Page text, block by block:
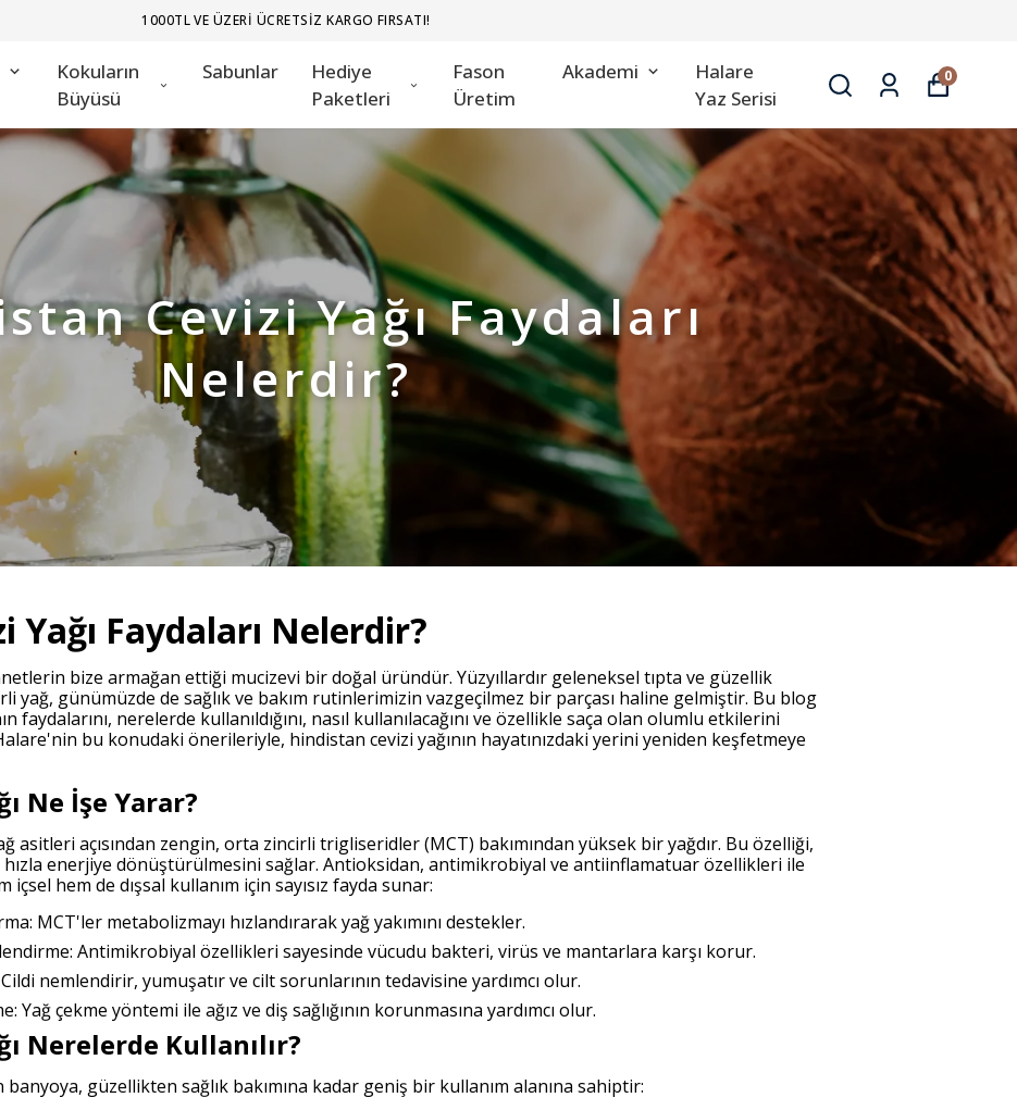
1000TL VE ÜZERI ÜCRETSIZ KARGO FIRSATI!
Kokuların
Büyüsü
Sabunlar
Hediye
Paketleri
Fason
Üretim
Akademi
Halare
Yaz Serisi
0
Cevizi Yağı Faydaları
Nelerdir?
Yağı Faydaları Nelerdir?
bize armağan ettiği mucizevi bir doğal üründür. Yüzyıllardır geleneksel tıpta ve güzellik
yağ, günümüzde de sağlık ve bakım rutinlerimizin vazgeçilmez bir parçası haline gelmiştir. Bu blog
faydalarını, nerelerde kullanıldığını, nasıl kullanılacağını ve özellikle saça olan olumlu etkilerini
bu konudaki önerileriyle, hindistan cevizi yağının hayatınızdaki yerini yeniden keşfetmeye
Ne İşe Yarar?
asitleri açısından zengin, orta zincirli trigliseridler (MCT) bakımından yüksek bir yağdır. Bu özelliği,
enerjiye dönüştürülmesini sağlar. Antioksidan, antimikrobiyal ve antiinflamatuar özellikleri ile
hem de dışsal kullanım için sayısız fayda sunar:
MCT'ler metabolizmayı hızlandırarak yağ yakımını destekler.
Antimikrobiyal özellikleri sayesinde vücudu bakteri, virüs ve mantarlara karşı korur.
Cildi nemlendirir, yumuşatır ve cilt sorunlarının tedavisine yardımcı olur.
Yağ çekme yöntemi ile ağız ve diş sağlığının korunmasına yardımcı olur.
Nerelerde Kullanılır?
güzellikten sağlık bakımına kadar geniş bir kullanım alanına sahiptir: